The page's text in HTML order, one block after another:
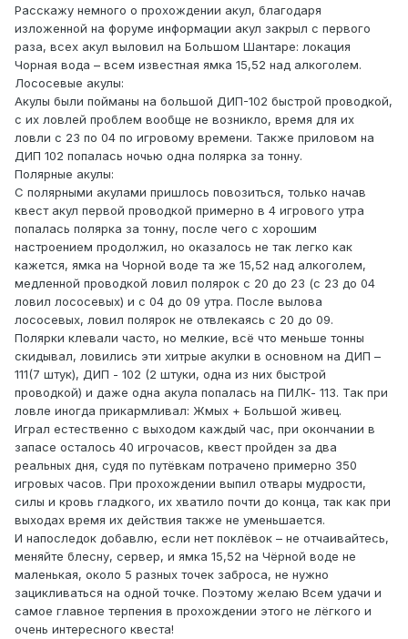
Расскажу немного о прохождении акул, благодаря
изложенной на форуме информации акул закрыл с первого
раза, всех акул выловил на Большом Шантаре: локация
Чорная вода – всем известная ямка 15,52 над алкоголем.
Лососевые акулы:
Акулы были пойманы на большой ДИП-102 быстрой проводкой,
с их ловлей проблем вообще не возникло, время для их
ловли с 23 по 04 по игровому времени. Также приловом на
ДИП 102 попалась ночью одна полярка за тонну.
Полярные акулы:
С полярными акулами пришлось повозиться, только начав
квест акул первой проводкой примерно в 4 игрового утра
попалась полярка за тонну, после чего с хорошим
настроением продолжил, но оказалось не так легко как
кажется, ямка на Чорной воде та же 15,52 над алкоголем,
медленной проводкой ловил полярок с 20 до 23 (с 23 до 04
ловил лососевых) и с 04 до 09 утра. После вылова
лососевых, ловил полярок не отвлекаясь с 20 до 09.
Полярки клевали часто, но мелкие, всё что меньше тонны
скидывал, ловились эти хитрые акулки в основном на ДИП –
111(7 штук), ДИП - 102 (2 штуки, одна из них быстрой
проводкой) и даже одна акула попалась на ПИЛК- 113. Так при
ловле иногда прикармливал: Жмых + Большой живец.
Играл естественно с выходом каждый час, при окончании в
запасе осталось 40 игрочасов, квест пройден за два
реальных дня, судя по путёвкам потрачено примерно 350
игровых часов. При прохождении выпил отвары мудрости,
силы и кровь гладкого, их хватило почти до конца, так как при
выходах время их действия также не уменьшается.
И напоследок добавлю, если нет поклёвок – не отчаивайтесь,
меняйте блесну, сервер, и ямка 15,52 на Чёрной воде не
маленькая, около 5 разных точек заброса, не нужно
зацикливаться на одной точке. Поэтому желаю Всем удачи и
самое главное терпения в прохождении этого не лёгкого и
очень интересного квеста!